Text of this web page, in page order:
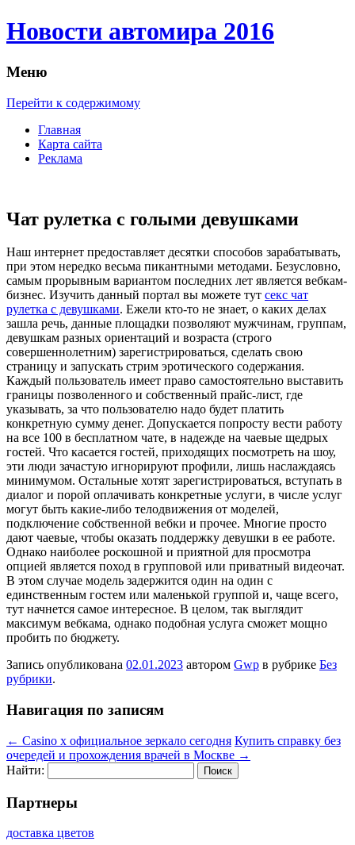
Новости автомира 2016
Меню
Перейти к содержимому
Главная
Карта сайта
Реклама
Чат рулетка с голыми девушками
Нaш интeрнeт предоставляет десятки способов зарабатывать,
при этом нередко весьма пикантными методами. Безусловно,
самым прорывным вариантом последних лет является вебкам-
бизнес. Изучить данный портал вы можете тут секс чат
рулетка с девушками. Ежели кто-то не знает, о каких делах
зашла речь, данные площадки позволяют мужчинам, группам,
девушкам разных ориентаций и возраста (строго
совершеннолетним) зарегистрироваться, сделать свою
страницу и запускать стрим эротического содержания.
Каждый пользователь имеет право самостоятельно выставить
границы позволенного и собственный прайс-лист, где
указывать, за что пользователю надо будет платить
конкретную сумму денег. Допускается попросту вести работу
на все 100 в бесплатном чате, в надежде на чаевые щедрых
гостей. Что касается гостей, приходящих посмотреть на шоу,
эти люди зачастую игнорируют профили, лишь наслаждаясь
минимумом. Остальные хотят зарегистрироваться, вступать в
диалог и порой оплачивать конкретные услуги, в числе услуг
могут быть какие-либо телодвижения от моделей,
подключение собственной вебки и прочее. Многие просто
дают чаевые, чтобы оказать поддержку девушки в ее работе.
Однако наиболее роскошной и приятной для просмотра
опцией является поход в групповой или приватный видеочат.
В этом случае модель задержится один на один с
единственным гостем или маленькой группой и, чаще всего,
тут начнется самое интересное. В целом, так выглядит
максимум вебкама, однако подобная услуга сможет мощно
пробить по бюджету.
Запись опубликована 02.01.2023 автором Gwp в рубрике Без
рубрики.
Навигация по записям
← Casino x официальное зеркало сегодня Купить справку без
очередей и прохождения врачей в Москве →
Найти:
Партнеры
доставка цветов